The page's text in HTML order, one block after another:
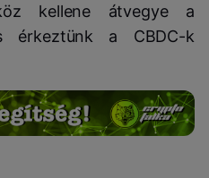
kellene átvegye a
érkeztünk a CBDC-k